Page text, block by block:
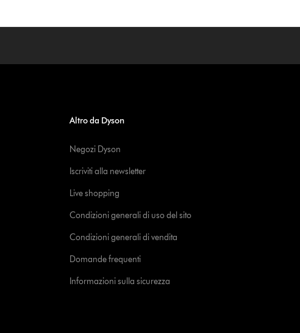
Altro da Dyson
Negozi Dyson
Iscriviti alla newsletter
Live shopping
Condizioni generali di uso del sito
Condizioni generali di vendita
Domande frequenti
Informazioni sulla sicurezza